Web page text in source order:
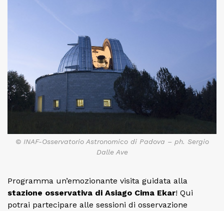
© INAF-Osservatorio Astronomico di Padova – ph. Sergio
Dalle Ave
Programma un’emozionante visita guidata alla
stazione osservativa di Asiago Cima Ekar! Qui
potrai partecipare alle sessioni di osservazione